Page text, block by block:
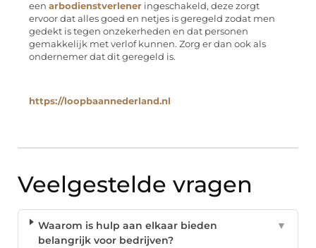
een arbodienstverlener ingeschakeld, deze zorgt
ervoor dat alles goed en netjes is geregeld zodat men
gedekt is tegen onzekerheden en dat personen
gemakkelijk met verlof kunnen. Zorg er dan ook als
ondernemer dat dit geregeld is.
https://loopbaannederland.nl
Veelgestelde vragen
Waarom is hulp aan elkaar bieden
belangrijk voor bedrijven?
▼